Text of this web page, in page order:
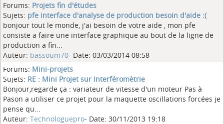
Forums: Projets fin d'études
Sujets: pfe interface d'analyse de production besoin d'aide :(
bonjour tout le monde, j'ai besoin de votre aide , mon pfe
consiste a faire une interface graphique au bout de la ligne de
production a fin...
Auteur: bassoum70- Date: 03/03/2014 08:58
Forums: Mini-projets
Sujets: RE : Mini Projet sur Interféromètrie
Bonjour,regarde ça : variateur de vitesse d'un moteur Pas à
Pason a utiliser ce projet pour la maquette oscillations forcées je
pense qu...
Auteur: Technologuepro- Date: 30/11/2013 19:18